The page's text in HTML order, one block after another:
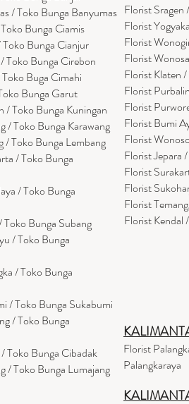
/ Toko Bunga Banyumas
Bunga Ciamis
Bunga Cianjur
Toko Bunga Cirebon
Buga Cimahi
Bunga Garut
/ Toko Bunga Kuningan
/ Toko Bunga Karawang
/ Toko Bunga Lembang
/ Toko Bunga
/ Toko Bunga
Bunga Subang
/ Toko Bunga
/ Toko Bunga
/ Toko Bunga Sukabumi
/ Toko Bunga
Toko Bunga Cibadak
/ Toko Bunga Lumajang
Florist Sragen
Florist
Florist
Florist
Florist Klaten
Florist
Florist
Florist Bumi
Florist
Florist Jepara
Florist
Florist
Florist
Florist Kendal
Florist
Palangkaraya